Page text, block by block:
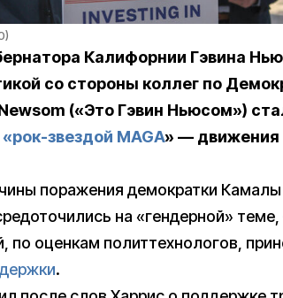
Калифорнии Гэвина
со стороны коллег по
(«Это Гэвин Ньюсом»)
«рок-звездой MAGA» — движения
поражения демократки Камалы
на «гендерной»
по оценкам политтехнологов,
.